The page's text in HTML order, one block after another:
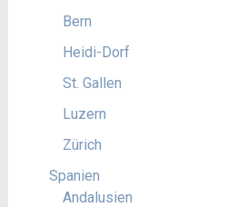
Bern
Heidi-Dorf
St. Gallen
Luzern
Zürich
Spanien
Andalusien